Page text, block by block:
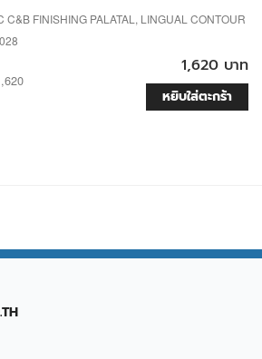
C&B FINISHING PALATAL, LINGUAL CONTOUR
1,620 บาท
หยิบใส่ตะกร้า